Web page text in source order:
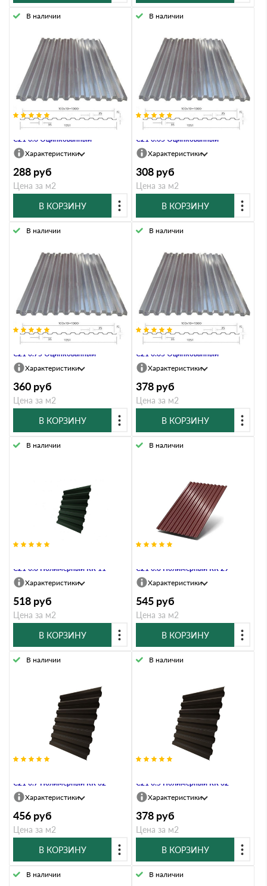
Профнастил Профлист-Металл
C21 0.6 Оцинкованный
В наличии
Характеристики
288 руб
Цена за м2
В КОРЗИНУ
Профнастил Профлист-Металл
C21 0.65 Оцинкованный
В наличии
Характеристики
308 руб
Цена за м2
В КОРЗИНУ
Профнастил Профлист-Металл
C21 0.75 Оцинкованный
В наличии
Характеристики
360 руб
Цена за м2
В КОРЗИНУ
Профнастил Профлист-Металл
C21 0.85 Оцинкованный
В наличии
Характеристики
378 руб
Цена за м2
В КОРЗИНУ
C21 0.8 Полимерный RR 11
В наличии
Характеристики
518 руб
Цена за м2
В КОРЗИНУ
C21 0.8 Полимерный RR 29
В наличии
Характеристики
545 руб
Цена за м2
В КОРЗИНУ
C21 0.7 Полимерный RR 32
В наличии
Характеристики
456 руб
Цена за м2
В КОРЗИНУ
C21 0.5 Полимерный RR 32
В наличии
Характеристики
378 руб
Цена за м2
В КОРЗИНУ
В наличии В наличии